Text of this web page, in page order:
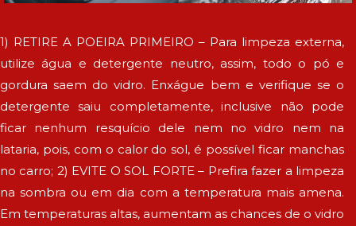
1) RETIRE A POEIRA PRIMEIRO – Para limpeza externa,
utilize água e detergente neutro, assim, todo o pó e
gordura saem do vidro. Enxágue bem e verifique se o
detergente saiu completamente, inclusive não pode
ficar nenhum resquício dele nem no vidro nem na
lataria, pois, com o calor do sol, é possível ficar manchas
no carro; 2) EVITE O SOL FORTE – Prefira fazer a limpeza
na sombra ou em dia com a temperatura mais amena.
Em temperaturas altas, aumentam as chances de o vidro